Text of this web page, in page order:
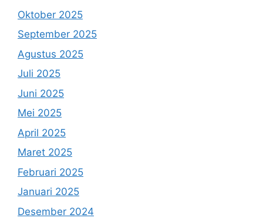
Oktober 2025
September 2025
Agustus 2025
Juli 2025
Juni 2025
Mei 2025
April 2025
Maret 2025
Februari 2025
Januari 2025
Desember 2024